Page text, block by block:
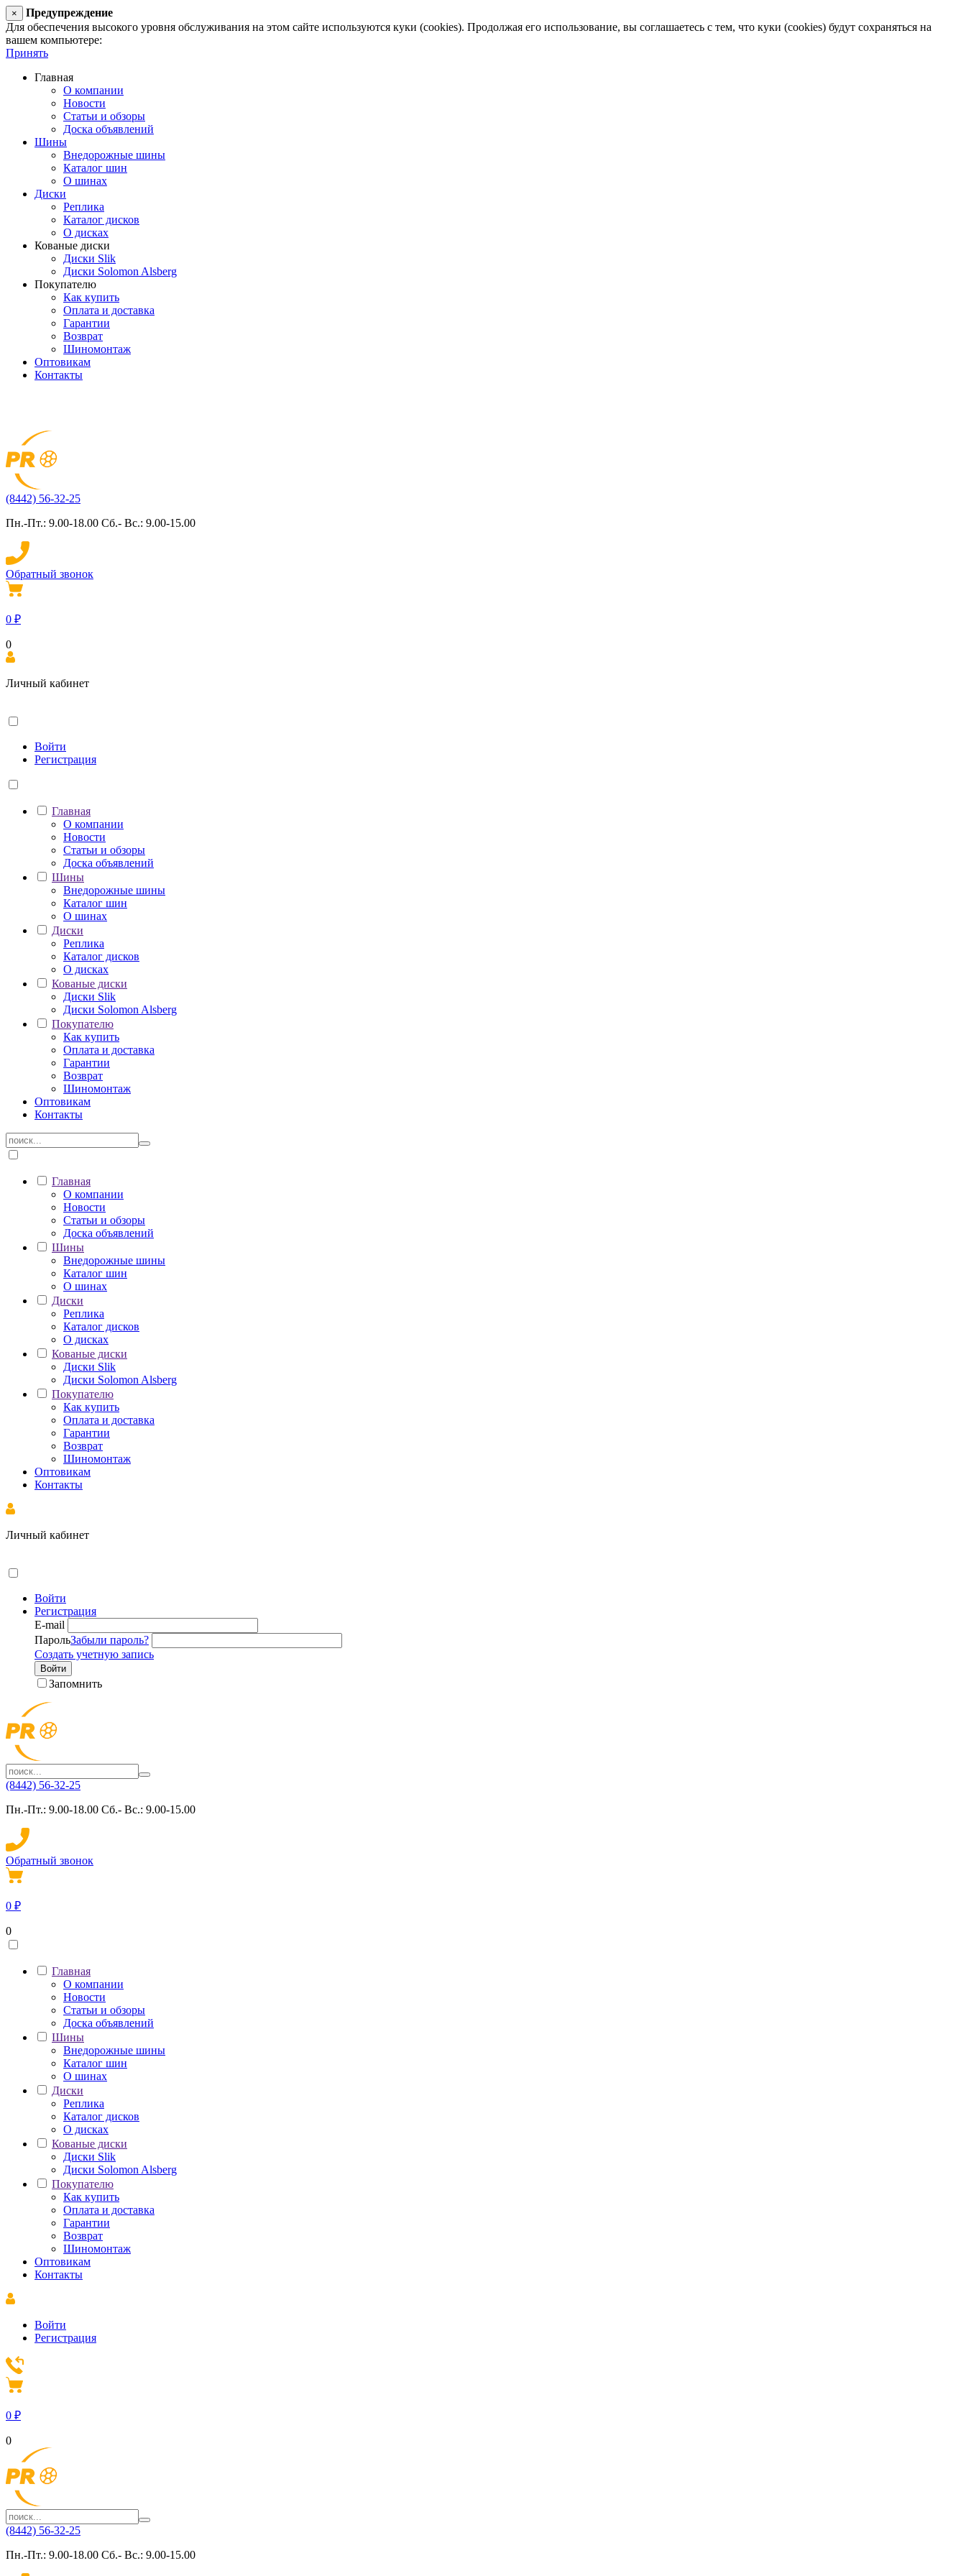
×
Предупреждение
Для обеспечения высокого уровня обслуживания на этом сайте используются куки (cookies). Продолжая его использование, вы соглашаетесь с тем, что куки (cookies) будут сохраняться на
вашем компьютере:
Принять
Главная
О компании
Новости
Статьи и обзоры
Доска объявлений
Шины
Внедорожные шины
Каталог шин
О шинах
Диски
Реплика
Каталог дисков
О дисках
Кованые диски
Диски Slik
Диски Solomon Alsberg
Покупателю
Как купить
Оплата и доставка
Гарантии
Возврат
Шиномонтаж
Оптовикам
Контакты
(8442) 56-32-25
Пн.-Пт.: 9.00-18.00 Сб.- Вс.: 9.00-15.00
Обратный звонок
0 ₽
0
Личный кабинет
Войти
Регистрация
Главная
О компании
Новости
Статьи и обзоры
Доска объявлений
Шины
Внедорожные шины
Каталог шин
О шинах
Диски
Реплика
Каталог дисков
О дисках
Кованые диски
Диски Slik
Диски Solomon Alsberg
Покупателю
Как купить
Оплата и доставка
Гарантии
Возврат
Шиномонтаж
Оптовикам
Контакты
Главная
О компании
Новости
Статьи и обзоры
Доска объявлений
Шины
Внедорожные шины
Каталог шин
О шинах
Диски
Реплика
Каталог дисков
О дисках
Кованые диски
Диски Slik
Диски Solomon Alsberg
Покупателю
Как купить
Оплата и доставка
Гарантии
Возврат
Шиномонтаж
Оптовикам
Контакты
Личный кабинет
Войти
Регистрация
E-mail
ПарольЗабыли пароль?
Создать учетную запись
Войти
Запомнить
(8442) 56-32-25
Пн.-Пт.: 9.00-18.00 Сб.- Вс.: 9.00-15.00
Обратный звонок
0 ₽
0
Главная
О компании
Новости
Статьи и обзоры
Доска объявлений
Шины
Внедорожные шины
Каталог шин
О шинах
Диски
Реплика
Каталог дисков
О дисках
Кованые диски
Диски Slik
Диски Solomon Alsberg
Покупателю
Как купить
Оплата и доставка
Гарантии
Возврат
Шиномонтаж
Оптовикам
Контакты
Войти
Регистрация
0 ₽
0
(8442) 56-32-25
Пн.-Пт.: 9.00-18.00 Сб.- Вс.: 9.00-15.00